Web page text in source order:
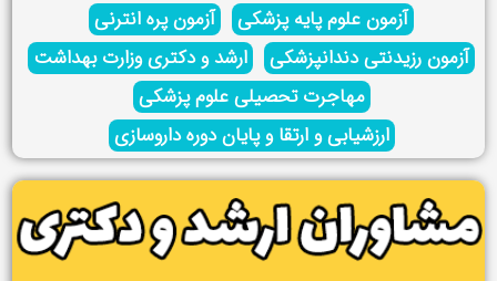
آزمون علوم پایه پزشکی
آزمون پره انترنی
آزمون رزیدنتی دندانپزشکی
ارشد و دکتری وزارت بهداشت
مهاجرت تحصیلی علوم پزشکی
ارزشیابی و ارتقا و پایان دوره داروسازی